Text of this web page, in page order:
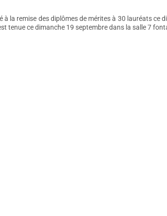
à la remise des diplômes de mérites à 30 lauréats ce
tenue ce dimanche 19 septembre dans la salle 7